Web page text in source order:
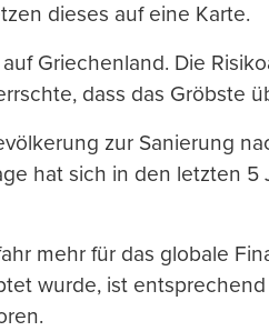
dieses auf eine Karte.
Griechenland. Die
dass das Gröbste
zur Sanierung
hat sich in den letzten 5
mehr für das globale
wurde, ist